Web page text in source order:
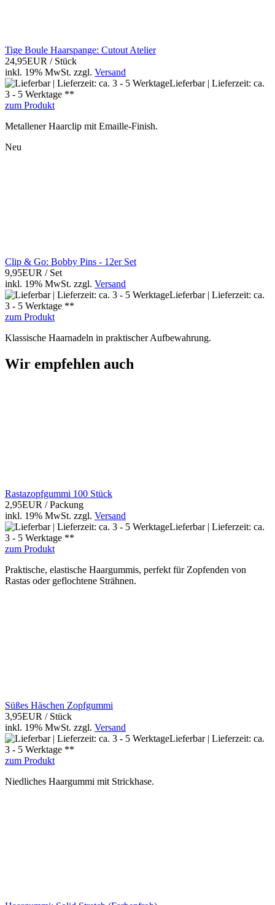
Tige Boule Haarspange: Cutout Atelier
24,95EUR / Stück
inkl. 19% MwSt. zzgl. Versand
Lieferbar | Lieferzeit: ca.
3 - 5 Werktage **
zum Produkt
Metallener Haarclip mit Emaille-Finish.
Neu
Clip & Go: Bobby Pins - 12er Set
9,95EUR / Set
inkl. 19% MwSt. zzgl. Versand
Lieferbar | Lieferzeit: ca.
3 - 5 Werktage **
zum Produkt
Klassische Haarnadeln in praktischer Aufbewahrung.
Wir empfehlen auch
Rastazopfgummi 100 Stück
2,95EUR / Packung
inkl. 19% MwSt. zzgl. Versand
Lieferbar | Lieferzeit: ca.
3 - 5 Werktage **
zum Produkt
Praktische, elastische Haargummis, perfekt für Zopfenden von
Rastas oder geflochtene Strähnen.
Süßes Häschen Zopfgummi
3,95EUR / Stück
inkl. 19% MwSt. zzgl. Versand
Lieferbar | Lieferzeit: ca.
3 - 5 Werktage **
zum Produkt
Niedliches Haargummi mit Strickhase.